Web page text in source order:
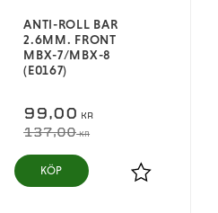
till i favoriter
ANTI-ROLL BAR
2.6MM. FRONT
MBX-7/MBX-8
(E0167)
99,00 KR
137,00KR
Lägg till i
KÖP